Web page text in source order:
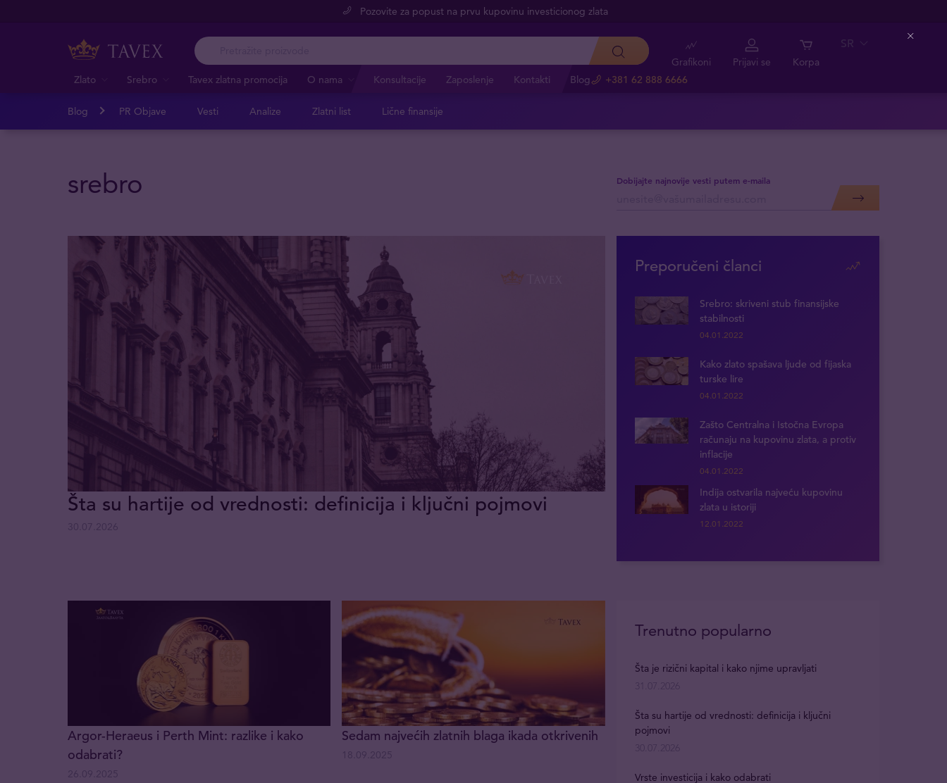
Pozovite za popust na prvu kupovinu investicionog zlata
Zlato Srebro Tavex zlatna promocija O nama Konsultacije Zaposlenje Kontakti Blog +381 62 888 6666
Grafikoni Prijavi se Korpa
SR
Blog PR Objave Vesti Analize Zlatni list Lične finansije
srebro Dobijajte najnovije vesti putem e-maila
Šta su hartije od vrednosti: definicija i ključni pojmovi
Preporučeni članci
Srebro: skriveni stub finansijske
stabilnosti
04.01.2022
Kako zlato spašava ljude od fijaska
turske lire
04.01.2022
Zašto Centralna i Istočna Evropa
računaju na kupovinu zlata, a protiv
inflacije
04.01.2022
Indija ostvarila najveću kupovinu
zlata u istoriji
12.01.2022
Argor-Heraeus i Perth Mint: razlike i kako
odabrati?
Sedam najvećih zlatnih blaga ikada otkrivenih
Trenutno popularno
Šta je rizični kapital i kako njime upravljati
31.07.2026
Šta su hartije od vrednosti: definicija i ključni
pojmovi
30.07.2026
Vrste investicija i kako odabrati
Close